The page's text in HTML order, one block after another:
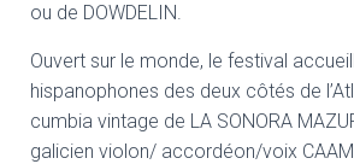
ou de DOWDELIN.
Ouvert sur le monde, le festival
hispanophones des deux côtés de
cumbia vintage de LA SONORA
galicien violon/ accordéon/voix